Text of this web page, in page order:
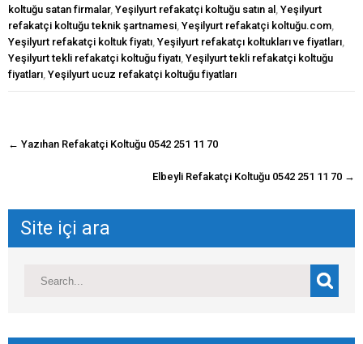
koltuğu satan firmalar, Yeşilyurt refakatçi koltuğu satın al Yeşilyurt
refakatçi koltuğu teknik şartnamesi Yeşilyurt refakatçi koltuğu.com
Yeşilyurt refakatçi koltuk fiyatı Yeşilyurt refakatçı koltukları ve fiyatları
Yeşilyurt tekli refakatçi koltuğu fiyatı Yeşilyurt tekli refakatçi koltuğu
fiyatları Yeşilyurt ucuz refakatçi koltuğu fiyatları
navigasyon
← Yazıhan Refakatçi Koltuğu 0542 251 11 70
Elbeyli Refakatçi Koltuğu 0542 251 11 70 →
Site içi ara